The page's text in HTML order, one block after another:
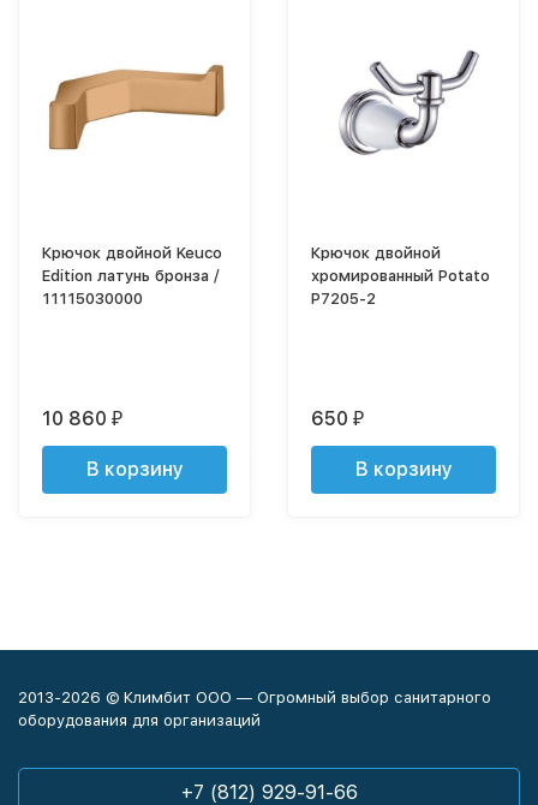
Крючок двойной Keuco
Edition латунь бронза /
11115030000
10 860 ₽
В корзину
Крючок двойной
хромированный Potato
P7205-2
650 ₽
В корзину
2013-2026 © Климбит ООО — Огромный выбор санитарного
оборудования для организаций
+7 (812) 929-91-66